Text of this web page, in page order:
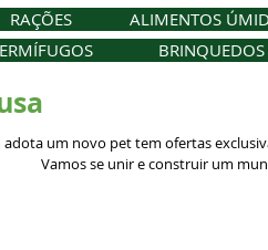
RAÇÕES
ALIMENTOS
BRINQUEDOS
adota um novo pet tem ofertas
Vamos se unir e construir um